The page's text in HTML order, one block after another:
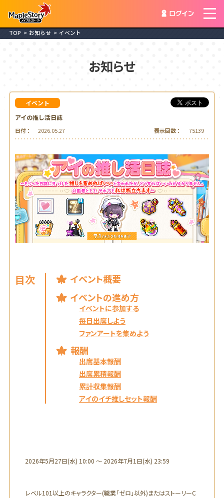
ログ
TOP お知らせ イベント
お知らせ
イベント
アイの推し活日誌
日付： 2026.05.27 表示回数： 75139
目次
イベント概要
イベントの進め方
イベントに参加する
毎日出席しよう
ファンアートを集めよう
報酬
出席基本報酬
出席累積報酬
累計収集報酬
アイのイチ推しセット報酬
2026年5月27日(水) 10:00 ～ 2026年7月1日(水) 23:59
レベル101以上のキャラクター(職業「ゼロ」以外)またはストーリーC